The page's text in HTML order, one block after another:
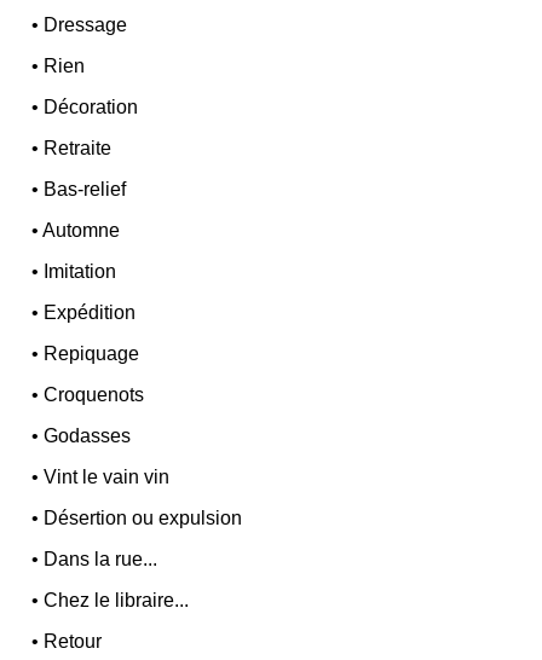
• Dressage
• Rien
• Décoration
• Retraite
• Bas-relief
•Automne
• Imitation
• Expédition
• Repiquage
•Croquenots
•Godasses
•Vint le vain vin
• Désertion ou expulsion
• Dans la rue...
•Chez le libraire...
• Retour